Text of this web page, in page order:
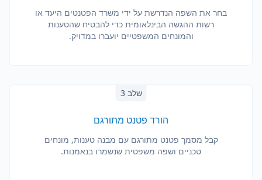
בחר את השפה הנדרשת על ידי משרד הפטנטים היעד או
רשות ההגשה הבינלאומית כדי להבטיח שהטענות
והמונחים המשפטיים יועברו במדויק.
שלב 3
הורד פטנט מתורגם
קבל מסמך פטנט מתורגם עם מבנה טענות, מונחים
טכניים ושפה משפטית שנשמרו בנאמנות.